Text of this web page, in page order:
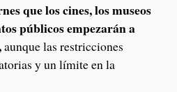
que los cines, los museos
públicos empezarán a
aunque las restricciones
y un límite en la